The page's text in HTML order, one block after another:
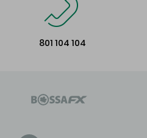
801 104 104